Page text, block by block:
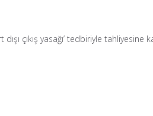
dışı çıkış yasağı’ tedbiriyle tahliyesine